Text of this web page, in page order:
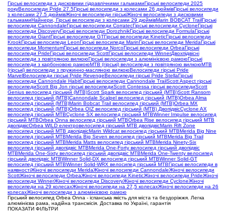
Гірські велосипеди з дисковими гідравлічними гальмамиГірські велосипеди 2025
рокуВелосипеди Pride 27.5Гірські велосипеди з колесами 26 дюймівГірські велосипеди
з колесами 27.5 дюймівЖіночі велосипеди гірськіЖіночі велосипеди з дисковими
гальмамиНайнери, Гірські велосипеди з колесами 29 дюймівMarin BOBCAT TrailГірські
велосипеди CannondaleГірські велосипеди CorratecГірські велосипеди CycloneГірські
велосипеди DiscoveryГірські велосипеди DorozhnikГірські велосипеди FormulaГірські
велосипеди GiantГірські велосипеди GTГірські велосипеди KineticГірські велосипеди
KrookГірські велосипеди LeonГірські велосипеди MarinГірські велосипеди MeridaГірські
велосипеди MomentumГірські велосипеди NorcoГірські велосипеди OrbeaГірські
велосипеди PrideГірські велосипеди ScottГірські велосипеди WinnerДвохпідвісні
велосипеди з повітряною вилкоюГірські велосипеди з алюмінієвою рамоюГірські
велосипеди з карбоновою рамоюMTB (гірські) велосипеди з повітряною вилкоюMTB
(гірські) велосипеди з пружинно-масляною вилкоюВелосипеди гірські Pride
MarvelВелосипеди гірські Pride RevengeВелосипеди гірські Pride StellaГірські
велосипеди Cannondale HabitГірські велосипеди Cannondale TrailScott Aspect гірські
велосипедиScott Big Jon гірські велосипедиScott Contessa гірські велосипедиScott
Genius велосипед гірський (MTB)Scott Spark велосипед гірський (MTB)Scott Ransom
велосипед гірський (MTB)Cannondale Scalpel велосипед гірський (MTB)Orbea Alma
велосипед гірський (MTB)Marin Bobcat Trail велосипед гірський (MTB)Orbea MX
велосипед гірський (MTB)Orbea OIZ велосипед гірський (MTB) ДвопідвісCyclone AX
велосипед гірський MTBCyclone SX велосипед гірський MTBWinner Impulse велосипед
гірський MTBOrbea Onna велосипед гірський MTBOrbea Rise велосипед гірський MTB
двопідвісOrbea WILD електровелосипед гірський MTB двопідвісMarin Rift Zone
велосипед гірський MTB двопідвісMarin Wildcat велосипед гірський MTBMerida Big Nine
велосипед гірський MTBMerida Big Seven велосипед гірський MTBMerida Big Trail
велосипед гірський MTBMerida Matts велосипед гірський MTBMerida Ninety-Six
велосипед гірський двопідвіс MTBMerida One-Forty велосипед гірський двопідвіс
MTBMerida One-Sixty велосипед гірський двопідвіс MTBMerida One-Twenty велосипед
гірський двопідвіс MTBWinner Solid-DX велосипед гірський MTBWinner Solid-GT
велосипед гірський MTBWinner Solid-WRX велосипед гірський MTBГірські велосипеди в
наявностіЖіночі велосипеди MeridaЖіночі велосипеди CannondaleЖіночі велосипеди
ScottЖіночі велосипеди OrbeaЖіночі велосипеди KineticЖіночі велосипеди PrideЖіночі
велосипеди WinnerЖіночі велосипеди DiscoveryЖіночі велосипеди CycloneЖіночі
велосипеди на 29 колесахЖіночі велосипеди на 27,5 колесахЖіночі велосипеди на 26
колесахЖіночі велосипеди з алюмінієвою рамою
Гірський велосипед Orbea Onna - іспанська якість для міста та бездоріжжя. Легка
алюмінієва рама, надійна трансмісія. Доставка по Україні, гарантія
ПОКАЗАТИ ФІЛЬТРИ